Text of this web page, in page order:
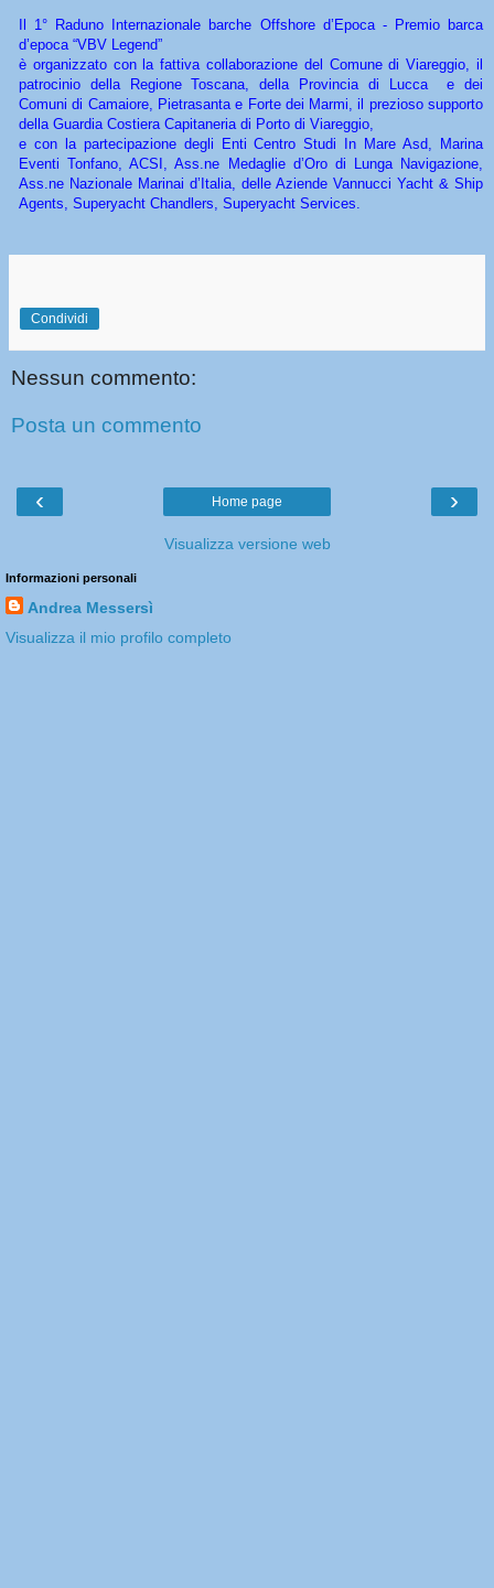
Il 1° Raduno Internazionale barche Offshore d’Epoca - Premio barca
d’epoca “VBV Legend”
è organizzato con la fattiva collaborazione del Comune di Viareggio, il
patrocinio della Regione Toscana, della Provincia di Lucca e dei
Comuni di Camaiore, Pietrasanta e Forte dei Marmi, il prezioso supporto
della Guardia Costiera Capitaneria di Porto di Viareggio,
e con la partecipazione degli Enti Centro Studi In Mare Asd, Marina
Eventi Tonfano, ACSI, Ass.ne Medaglie d’Oro di Lunga Navigazione,
Ass.ne Nazionale Marinai d’Italia, delle Aziende Vannucci Yacht & Ship
Agents, Superyacht Chandlers, Superyacht Services.
Condividi
Nessun commento:
Posta un commento
‹ ›
Home page
Visualizza versione web
Informazioni personali
Andrea Messersì
Visualizza il mio profilo completo